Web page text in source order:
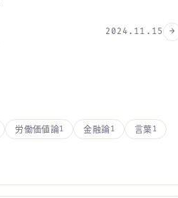
2024.11.15 →
労働価値論1 金融論1 言葉1